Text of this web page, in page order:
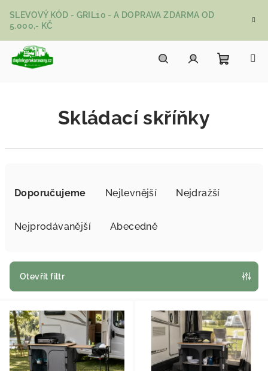
SLEVOVÝ KÓD - GRIL10 - A DOPRAVA ZDARMA OD
5.000,- KČ
Skládací skříňky
Doporučujeme Nejlevnější Nejdražší
Nejprodávanější Abecedně
Otevřít filtr
Výpis produktů